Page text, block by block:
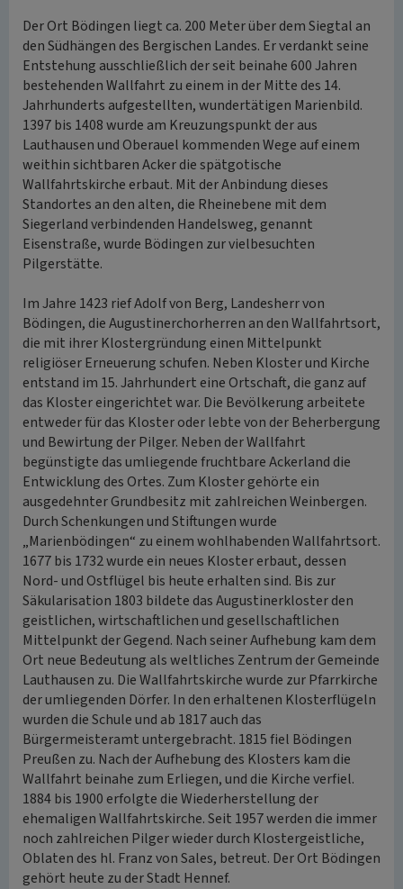
Der Ort Bödingen liegt ca. 200 Meter über dem Siegtal an
den Südhängen des Bergischen Landes. Er verdankt seine
Entstehung ausschließlich der seit beinahe 600 Jahren
bestehenden Wallfahrt zu einem in der Mitte des 14.
Jahrhunderts aufgestellten, wundertätigen Marienbild.
1397 bis 1408 wurde am Kreuzungspunkt der aus
Lauthausen und Oberauel kommenden Wege auf einem
weithin sichtbaren Acker die spätgotische
Wallfahrtskirche erbaut. Mit der Anbindung dieses
Standortes an den alten, die Rheinebene mit dem
Siegerland verbindenden Handelsweg, genannt
Eisenstraße, wurde Bödingen zur vielbesuchten
Pilgerstätte.
Im Jahre 1423 rief Adolf von Berg, Landesherr von
Bödingen, die Augustinerchorherren an den Wallfahrtsort,
die mit ihrer Klostergründung einen Mittelpunkt
religiöser Erneuerung schufen. Neben Kloster und Kirche
entstand im 15. Jahrhundert eine Ortschaft, die ganz auf
das Kloster eingerichtet war. Die Bevölkerung arbeitete
entweder für das Kloster oder lebte von der Beherbergung
und Bewirtung der Pilger. Neben der Wallfahrt
begünstigte das umliegende fruchtbare Ackerland die
Entwicklung des Ortes. Zum Kloster gehörte ein
ausgedehnter Grundbesitz mit zahlreichen Weinbergen.
Durch Schenkungen und Stiftungen wurde
„Marienbödingen“ zu einem wohlhabenden Wallfahrtsort.
1677 bis 1732 wurde ein neues Kloster erbaut, dessen
Nord- und Ostflügel bis heute erhalten sind. Bis zur
Säkularisation 1803 bildete das Augustinerkloster den
geistlichen, wirtschaftlichen und gesellschaftlichen
Mittelpunkt der Gegend. Nach seiner Aufhebung kam dem
Ort neue Bedeutung als weltliches Zentrum der Gemeinde
Lauthausen zu. Die Wallfahrtskirche wurde zur Pfarrkirche
der umliegenden Dörfer. In den erhaltenen Klosterflügeln
wurden die Schule und ab 1817 auch das
Bürgermeisteramt untergebracht. 1815 fiel Bödingen
Preußen zu. Nach der Aufhebung des Klosters kam die
Wallfahrt beinahe zum Erliegen, und die Kirche verfiel.
1884 bis 1900 erfolgte die Wiederherstellung der
ehemaligen Wallfahrtskirche. Seit 1957 werden die immer
noch zahlreichen Pilger wieder durch Klostergeistliche,
Oblaten des hl. Franz von Sales, betreut. Der Ort Bödingen
gehört heute zu der Stadt Hennef.